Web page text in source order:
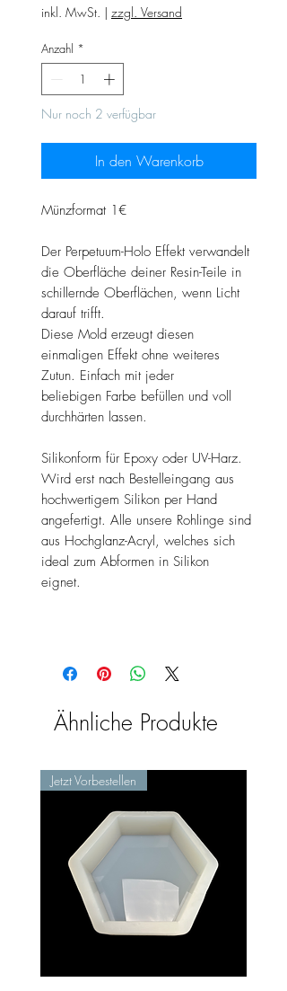
inkl. MwSt. | zzgl. Versand
Anzahl *
Nur noch 2 verfügbar
In den Warenkorb
Münzformat 1€
Der Perpetuum-Holo Effekt verwandelt
die Oberfläche deiner Resin-Teile in
schillernde Oberflächen, wenn Licht
darauf trifft.
Diese Mold erzeugt diesen
einmaligen Effekt ohne weiteres
Zutun. Einfach mit jeder
beliebigen Farbe befüllen und voll
durchhärten lassen.
Silikonform für Epoxy oder UV-Harz.
Wird erst nach Bestelleingang aus
hochwertigem Silikon per Hand
angefertigt. Alle unsere Rohlinge sind
aus Hochglanz-Acryl, welches sich
ideal zum Abformen in Silikon
eignet.
Ähnliche Produkte
Jetzt Vorbestellen